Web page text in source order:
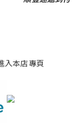
入本店專頁